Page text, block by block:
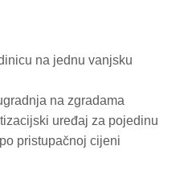
na jednu vanjsku
na zgradama
uređaj za pojedinu
pristupačnoj cijeni